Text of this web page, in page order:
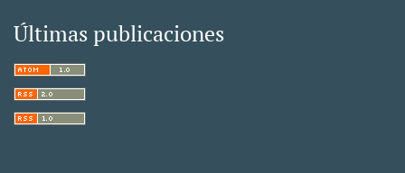
Últimas publicaciones